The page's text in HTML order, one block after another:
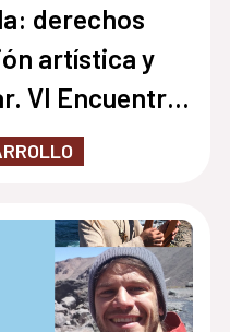
derechos
artística y
VI Encuentro